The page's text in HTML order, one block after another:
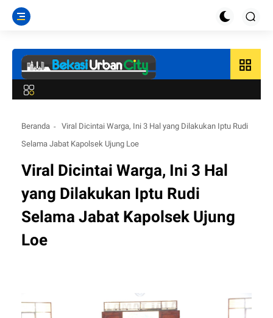
grid_view
Beranda
Viral Dicintai Warga, Ini 3 Hal yang Dilakukan Iptu Rudi
Selama Jabat Kapolsek Ujung Loe
Viral Dicintai Warga, Ini 3 Hal
yang Dilakukan Iptu Rudi
Selama Jabat Kapolsek Ujung
Loe